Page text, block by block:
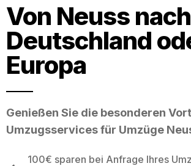
Von Neuss nach
Deutschland
Europa
Genießen Sie die besonderen
Umzugsservices für Umzüge
100€ sparen bei Anfrage Ihres